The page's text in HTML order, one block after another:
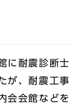
に耐震診断士
が、耐震工事
会会館などを